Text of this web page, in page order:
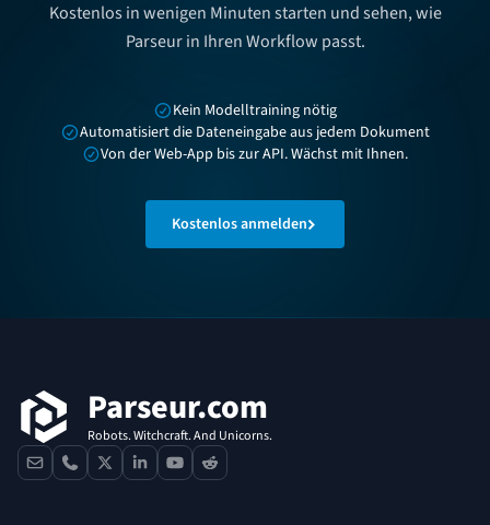
Kostenlos in wenigen Minuten starten und sehen, wie
Parseur in Ihren Workflow passt.
Kein Modelltraining nötig
Automatisiert die Dateneingabe aus jedem Dokument
Von der Web-App bis zur API. Wächst mit Ihnen.
Kostenlos anmelden
Parseur.com
Robots. Witchcraft. And Unicorns.
contactphone
x linkedinyoutube
reddit